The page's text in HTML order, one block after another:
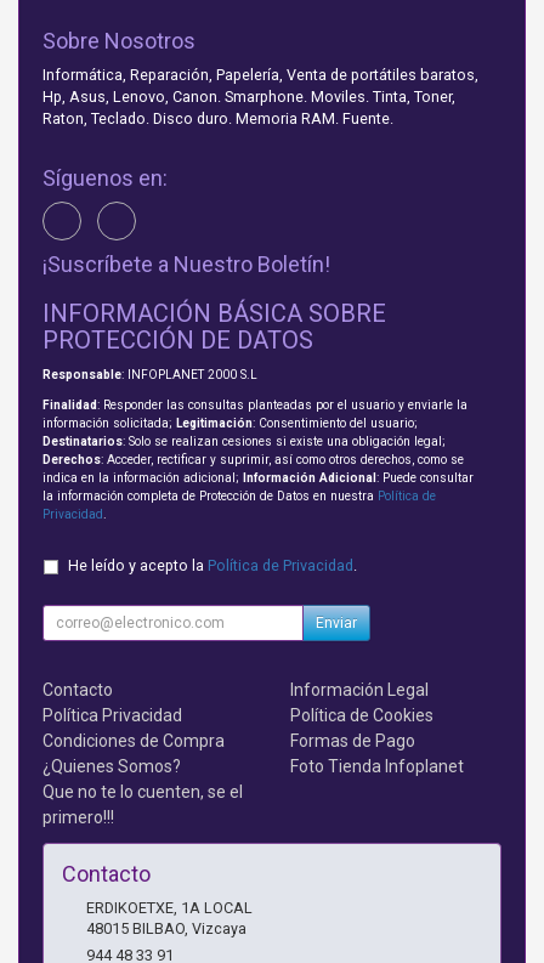
Sobre Nosotros
Informática, Reparación, Papelería, Venta de portátiles baratos,
Hp, Asus, Lenovo, Canon. Smarphone. Moviles. Tinta, Toner,
Raton, Teclado. Disco duro. Memoria RAM. Fuente.
Síguenos en:
¡Suscríbete a Nuestro Boletín!
INFORMACIÓN BÁSICA SOBRE
PROTECCIÓN DE DATOS
Responsable: INFOPLANET 2000 S.L
Finalidad: Responder las consultas planteadas por el usuario y enviarle la
información solicitada; Legitimación: Consentimiento del usuario;
Destinatarios: Solo se realizan cesiones si existe una obligación legal;
Derechos: Acceder, rectificar y suprimir, así como otros derechos, como se
indica en la información adicional;
Información Adicional : Puede consultar
la información completa de Protección de Datos en nuestra Política de
Privacidad
He leído y acepto la Política de Privacidad
Enviar
Contacto
Información Legal
Política Privacidad
Política de Cookies
Condiciones de Compra
Formas de Pago
¿Quienes Somos?
Foto Tienda Infoplanet
Que no te lo cuenten, se el
primero!!!
Contacto
ERDIKOETXE, 1A LOCAL
48015 BILBAO Vizcaya
944 48 33 91